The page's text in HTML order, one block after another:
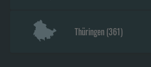
Thüringen(361)